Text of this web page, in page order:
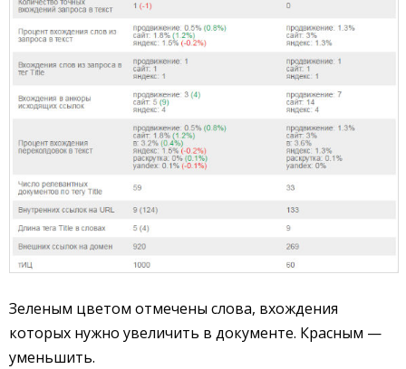
Зеленым цветом отмечены слова, вхождения
которых нужно увеличить в документе. Красным —
уменьшить.